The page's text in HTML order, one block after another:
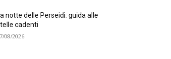
notte delle Perseidi: guida alle
cadenti
08/2026